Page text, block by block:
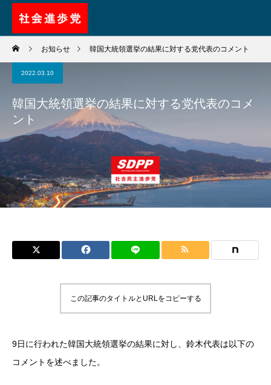
お知らせ 韓国大統領選挙の結果に対する党代表のコメント
2022.03.10
韓国大統領選挙の結果に対する党代表のコメ
ント
この記事のタイトルとURLをコピーする
9日に行われた韓国大統領選挙の結果に対し、鈴木代表は以下の
コメントを述べました。